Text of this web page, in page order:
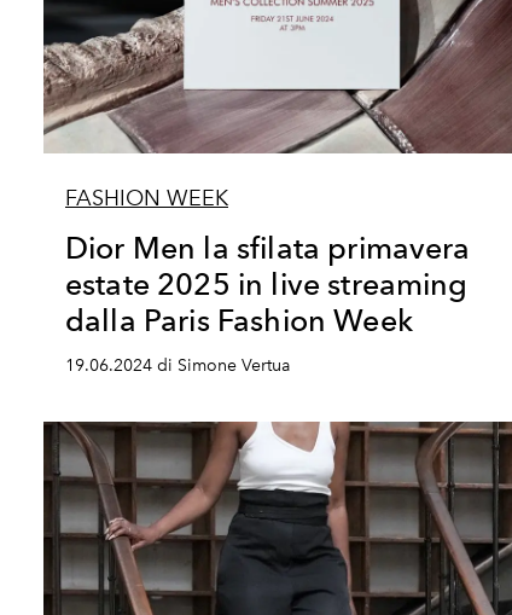
FASHION WEEK
Dior Men la sfilata primavera
estate 2025 in live streaming
dalla Paris Fashion Week
19.06.2024 di Simone Vertua